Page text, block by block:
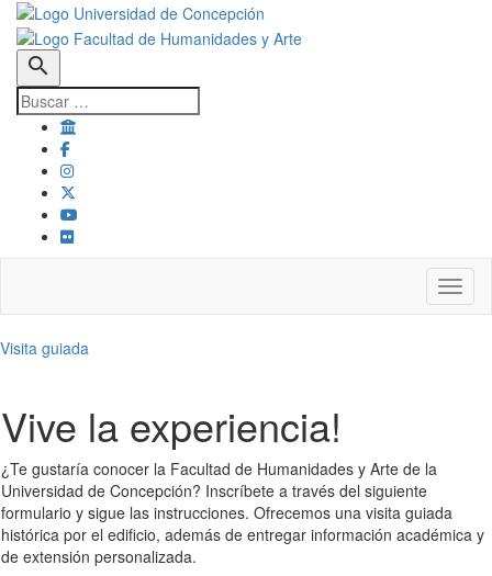
search
Visita guiada
Vive la experiencia!
¿Te gustaría conocer la Facultad de Humanidades y Arte de la
Universidad de Concepción? Inscríbete a través del siguiente
formulario y sigue las instrucciones. Ofrecemos una visita guiada
histórica por el edificio, además de entregar información académica y
de extensión personalizada.